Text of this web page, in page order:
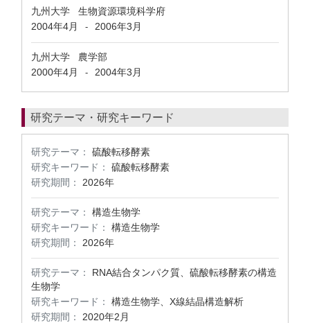
九州大学 生物資源環境科学府
2004年4月
- 2006年3月
九州大学 農学部
2000年4月
- 2004年3月
研究テーマ・研究キーワード
研究テーマ：
硫酸転移酵素
研究キーワード：
硫酸転移酵素
研究期間：
2026年
研究テーマ：
構造生物学
研究キーワード：
構造生物学
研究期間：
2026年
研究テーマ：
RNA結合タンパク質、硫酸転移酵素の構造
生物学
研究キーワード：
構造生物学、X線結晶構造解析
研究期間：
2020年2月